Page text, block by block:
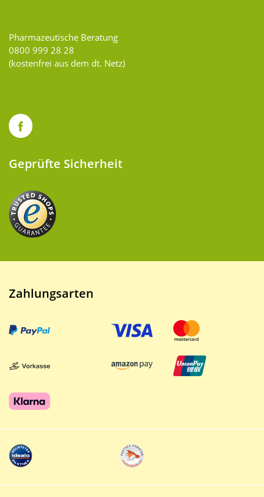
Pharmazeutische Beratung
0800 999 28 28
(kostenfrei aus dem dt. Netz)
Geprüfte Sicherheit
Zahlungsarten